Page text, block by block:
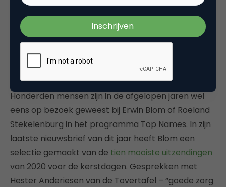
#8 Mooie (kerst)verhalen van Top
Honderden mensen zijn in de afgelopen jaren wel
eens op bezoek geweest bij Erwin Blom of Roeland
Stekelenburg in het programma Top Names. In zijn
laatste nieuwsbrief van dit jaar heeft Blom een
selectie gemaakt van de tien mooiste uitzendingen
van 2020 voor de kerstdagen. Gesprekken met
Hester Anderiesen van de Tovertafel – “goede zorg